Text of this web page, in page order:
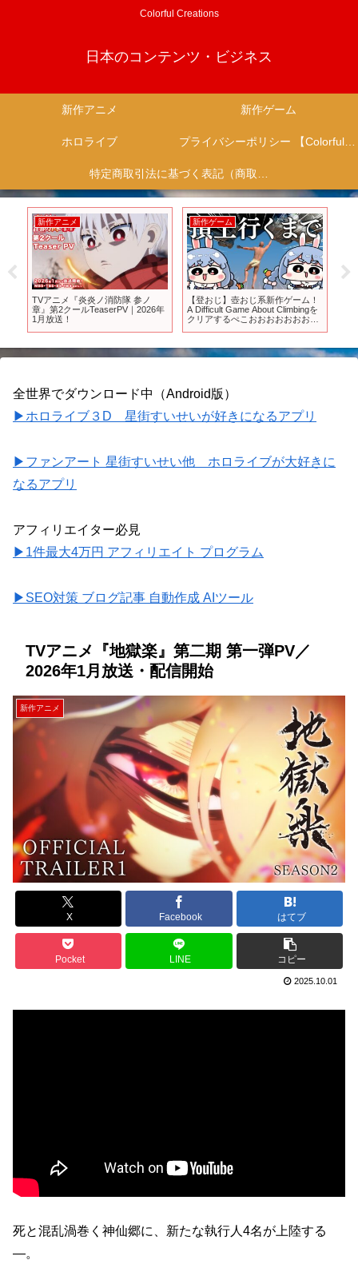
Colorful Creations
日本のコンテンツ・ビジネス
新作アニメ 新作ゲーム
ホロライブ プライバシーポリシー 【Colorful Creation】
特定商取引法に基づく表記（商取引に関する開示）
新作アニメ
TVアニメ『炎炎ノ消防隊 参ノ
章』第2クールTeaserPV｜2026年
1月放送！
新作ゲーム
【登おじ】壺おじ系新作ゲーム！
A Difficult Game About Climbingを
クリアするぺこおおおおおおおお
イ
了
全世界でダウンロード中（Android版）
▶ホロライブ３D 星街すいせいが好きになるアプリ
▶ファンアート 星街すいせい他 ホロライブが大好きに
なるアプリ
アフィリエイター必見
▶1件最大4万円 アフィリエイト プログラム
▶SEO対策 ブログ記事 自動作成 AIツール
TVアニメ『地獄楽』第二期 第一弾PV／
2026年1月放送・配信開始
新作アニメ
X Facebook はてブ
Pocket LINE コピー
2025.10.01
死と混乱渦巻く神仙郷に、新たな執行人4名が上陸する
―。